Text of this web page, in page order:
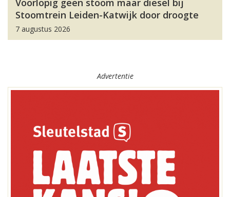
Voorlopig geen stoom maar diesel bij
Stoomtrein Leiden-Katwijk door droogte
7 augustus 2026
Advertentie